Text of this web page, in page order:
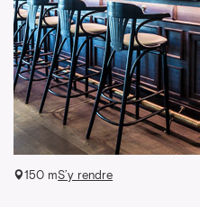
150 mS’y rendre